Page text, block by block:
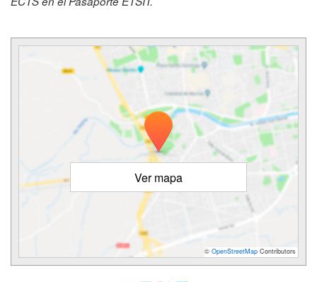
Ver mapa
© OpenStreetMap Contributors